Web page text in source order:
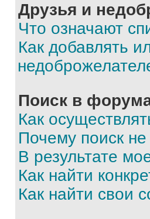
Друзья и
Что означают
Как добавлять
Поиск в
Как
Почему поиск не
В результате
Как найти
Как найти свои